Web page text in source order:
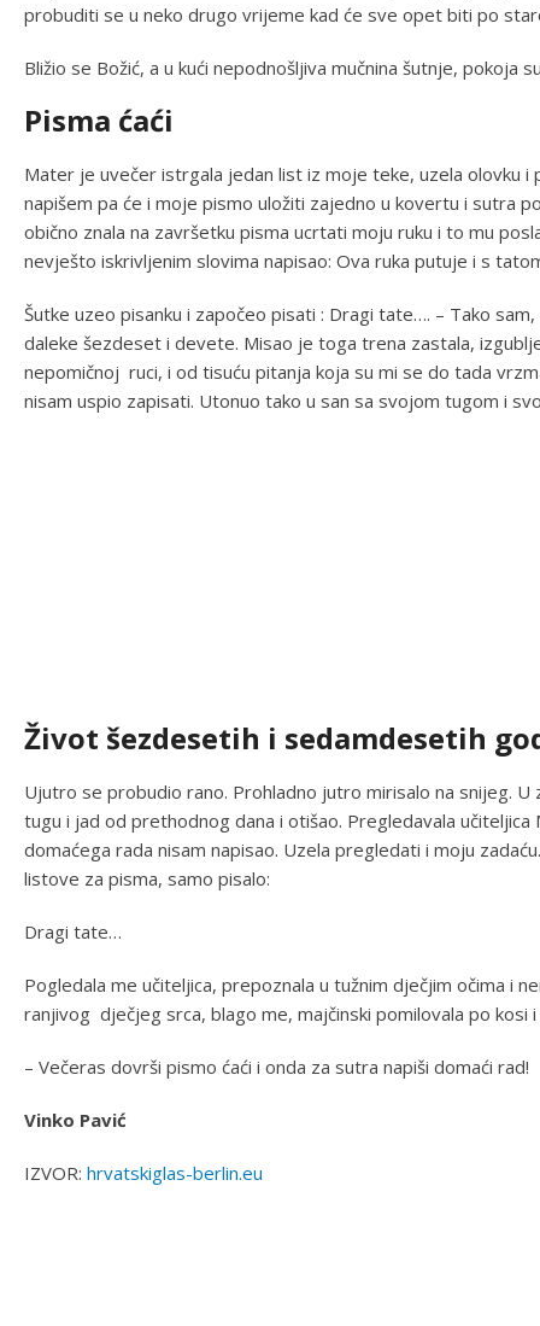
probuditi se u neko drugo vrijeme kad će sve opet biti po
Bližio se Božić, a u kući nepodnošljiva mučnina šutnje, pokoja
Pisma ćaći
Mater je uvečer istrgala jedan list iz moje teke, uzela olovku i
napišem pa će i moje pismo uložiti zajedno u kovertu i sutra
obično znala na završetku pisma ucrtati moju ruku i to mu
nevješto iskrivljenim slovima napisao: Ova ruka putuje i s
Šutke uzeo pisanku i započeo pisati : Dragi tate…. – Tako
daleke šezdeset i devete. Misao je toga trena zastala,
nepomičnoj ruci, i od tisuću pitanja koja su mi se do tada
nisam uspio zapisati. Utonuo tako u san sa svojom tugom i
Život šezdesetih i sedamdesetih
Ujutro se probudio rano. Prohladno jutro mirisalo na snijeg.
tugu i jad od prethodnog dana i otišao. Pregledavala
domaćega rada nisam napisao. Uzela pregledati i moju
listove za pisma, samo pisalo:
Dragi tate…
Pogledala me učiteljica, prepoznala u tužnim dječjim očima i
ranjivog dječjeg srca, blago me, majčinski pomilovala po kosi i
– Večeras dovrši pismo ćaći i onda za sutra napiši domaći rad!
Vinko Pavić
IZVOR: hrvatskiglas-berlin.eu